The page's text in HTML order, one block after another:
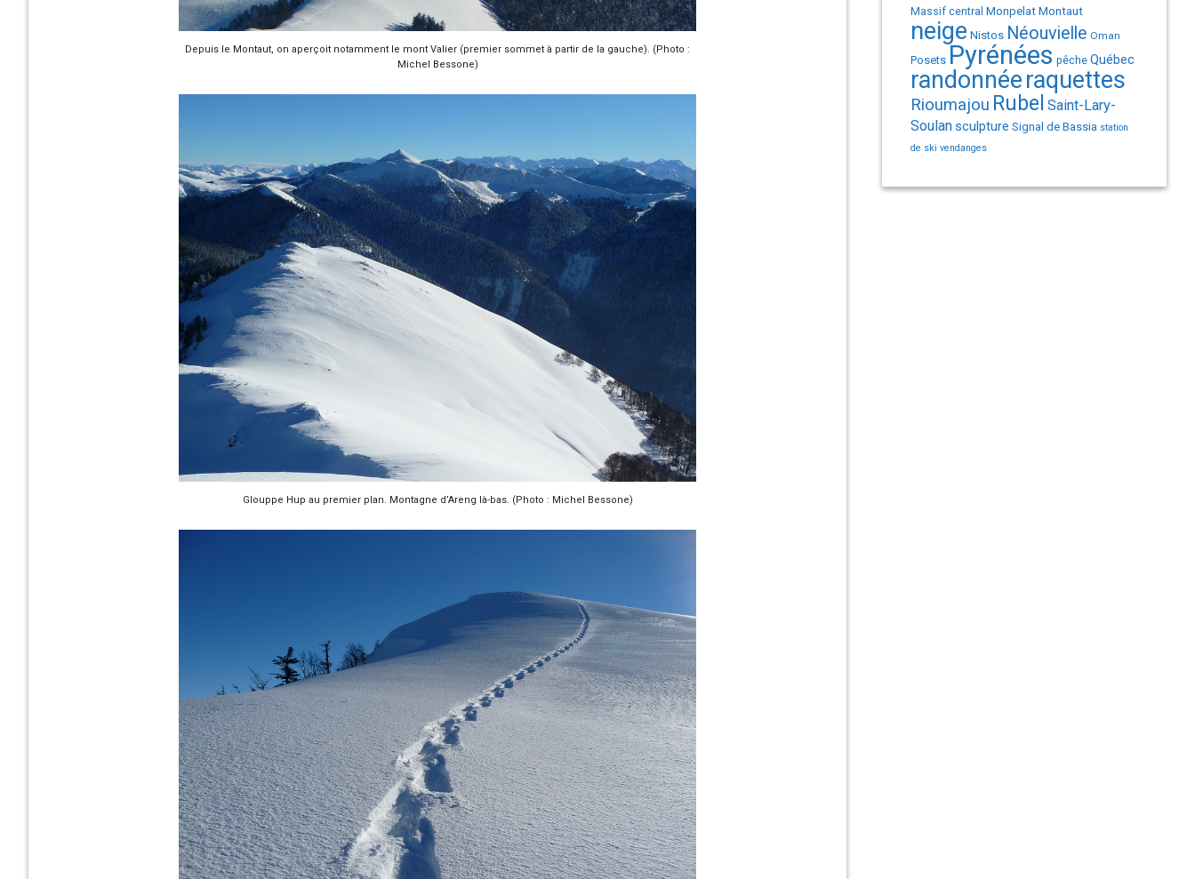
Depuis le Montaut, on aperçoit notamment le mont Valier (premier sommet à partir de la gauche). (Photo :
Michel Bessone)
Glouppe Hup au premier plan. Montagne d’Areng là-bas. (Photo : Michel Bessone)
Massif central MonpelatMontaut
neige Nistos Néouvielle Oman
Posets Pyrénées pêche Québec
randonnéeraquettes
Rioumajou Rubel Saint-Lary-
Soulansculpture Signal de Bassia station
de ski vendanges